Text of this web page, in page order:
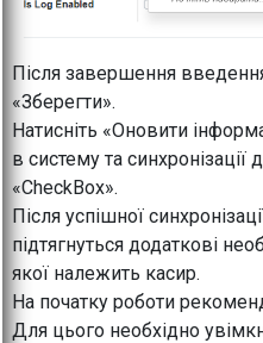
Після завершення
«Зберегти».
Натисніть «Оновити
в систему та синхронізації
«CheckBox».
Після успішної
підтягнуться додаткові
якої належить касир.
На початку роботи
Для цього необхідно